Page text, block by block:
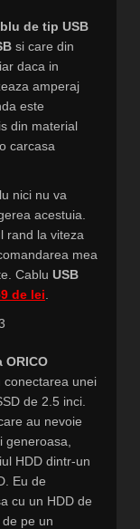
de tip USB
si care din
daca in
amperaj
este
din material
carcasa
nici nu va
acestuia.
rand la viteza
mea
Cablu USB
de lei
ORICO
conectarea unei
de 2.5 inci.
au nevoie
HDD dintr-un
Eu de
cu un HDD de
pe un